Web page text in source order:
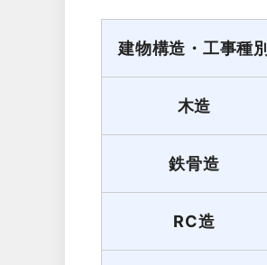
建物構造・工事種別
木造
鉄骨造
RC造